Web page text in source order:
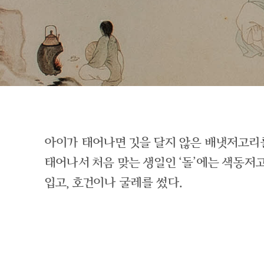
아이가 태어나면 깃을 달지 않은 배냇저고리
태어나서 처음 맞는 생일인 ‘돌’에는 색동저
입고, 호건이나 굴레를 썼다.